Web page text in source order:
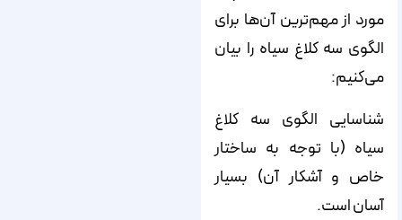
مورد از مهم‌ترین آن‌ها برای
الگوی سه کلاغ سیاه را بیان
می‌کنیم:
شناسایی الگوی سه کلاغ
سیاه (با توجه به ساختار
خاص و آشکار آن) بسیار
آسان است.